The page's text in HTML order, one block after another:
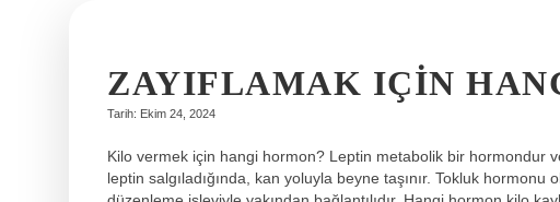
ZAYIFLAMAK IÇIN
Tarih: Ekim 24, 2024
Kilo vermek için hangi hormon? Leptin metabolik bir hormondur
leptin salgıladığında, kan yoluyla beyne taşınır. Tokluk